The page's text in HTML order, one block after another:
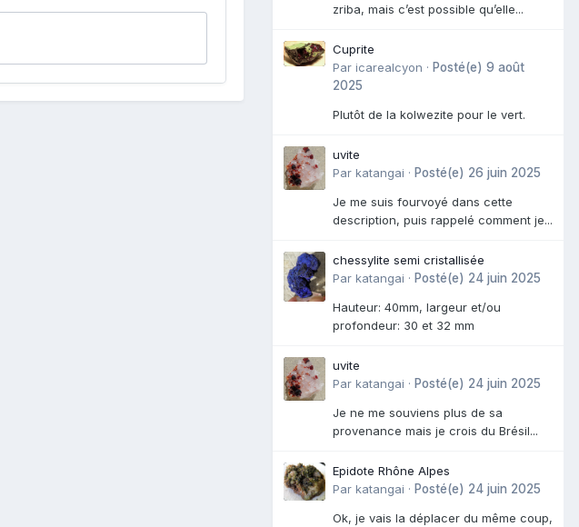
zriba, mais c’est possible qu’elle...
Cuprite
Par icarealcyon · Posté(e) 9 août
2025
Plutôt de la kolwezite pour le vert.
uvite
Par katangai · Posté(e) 26 juin 2025
Je me suis fourvoyé dans cette
description, puis rappelé comment je...
chessylite semi cristallisée
Par katangai · Posté(e) 24 juin 2025
Hauteur: 40mm, largeur et/ou
profondeur: 30 et 32 mm
uvite
Par katangai · Posté(e) 24 juin 2025
Je ne me souviens plus de sa
provenance mais je crois du Brésil...
Epidote Rhône Alpes
Par katangai · Posté(e) 24 juin 2025
Ok, je vais la déplacer du même coup,